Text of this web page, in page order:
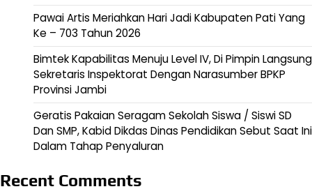
Pawai Artis Meriahkan Hari Jadi Kabupaten Pati Yang
Ke – 703 Tahun 2026
Bimtek Kapabilitas Menuju Level IV, Di Pimpin Langsung
Sekretaris Inspektorat Dengan Narasumber BPKP
Provinsi Jambi
Geratis Pakaian Seragam Sekolah Siswa / Siswi SD
Dan SMP, Kabid Dikdas Dinas Pendidikan Sebut Saat Ini
Dalam Tahap Penyaluran
Recent Comments